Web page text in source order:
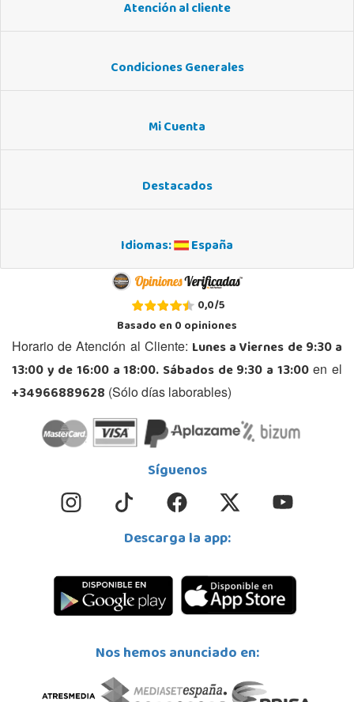
Atención al cliente
Condiciones Generales
Mi Cuenta
Destacados
Idiomas: España
0,0/5
Basado en0opiniones
Horario de Atención al Cliente: Lunes a Viernes de 9:30 a
13:00 y de 16:00 a 18:00. Sábados de 9:30 a 13:00en el
+34966889628 (Sólo días laborables)
Síguenos
Descarga la app:
Nos hemos anunciado en: